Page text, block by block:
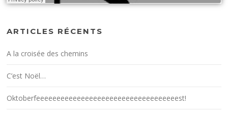
ARTICLES RÉCENTS
A la croisée des chemins
C’est Noël…
Oktoberfeeeeeeeeeeeeeeeeeeeeeeeeeeeeeeeeeeest!